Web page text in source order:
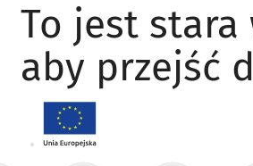
To jest
aby przejść